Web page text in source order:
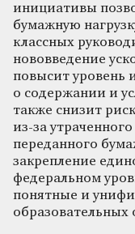
инициативы
бумажную
классных
нововведение
повысит уровень
о содержании и
также снизит
из-за
переданного
закрепление
федеральном
понятные и
образовательных